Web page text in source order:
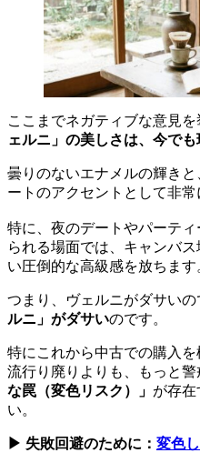
ここまでネガティブな意見を
ェルニ」の美しさは、今で
曇りのないエナメルの輝き
ートのアクセントとして非常
特に、夜のデートやパーテ
られる場面では、キャンバ
い圧倒的な高級感を放ちます
つまり、ヴェルニがダサいの
ルニ」がダサいのです。
特にこれから中古での購入
流行り廃りよりも、もっと
な罠（変色リスク）」 が存在
い。
▶ 失敗回避のために： 変色